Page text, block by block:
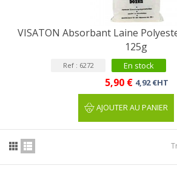
VISATON Absorbant Laine
125g
Ref : 6272 En stock
5,90 € 4,92 €HT
AJOUTER AU PANIER